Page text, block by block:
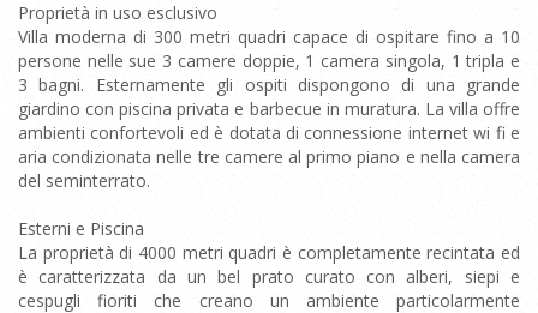
Proprietà in uso esclusivo
Villa moderna di 300 metri quadri capace di ospitare fino a 10
persone nelle sue 3 camere doppie, 1 camera singola, 1 tripla e
3 bagni. Esternamente gli ospiti dispongono di una grande
giardino con piscina privata e barbecue in muratura. La villa offre
ambienti confortevoli ed è dotata di connessione internet wi fi e
aria condizionata nelle tre camere al primo piano e nella camera
del seminterrato.
Esterni e Piscina
La proprietà di 4000 metri quadri è completamente recintata ed
è caratterizzata da un bel prato curato con alberi, siepi e
cespugli fioriti che creano un ambiente particolarmente